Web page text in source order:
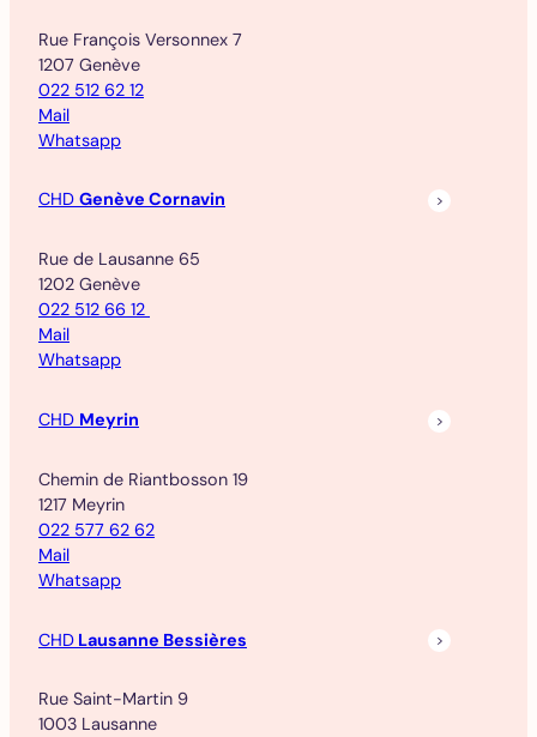
Rue François Versonnex 7
1207 Genève
022 512 62 12
Mail
Whatsapp
CHD Genève Cornavin
Rue de Lausanne 65
1202 Genève
022 512 66 12
Mail
Whatsapp
CHD Meyrin
Chemin de Riantbosson 19
1217 Meyrin
022 577 62 62
Mail
Whatsapp
CHD Lausanne Bessières
Rue Saint-Martin 9
1003 Lausanne